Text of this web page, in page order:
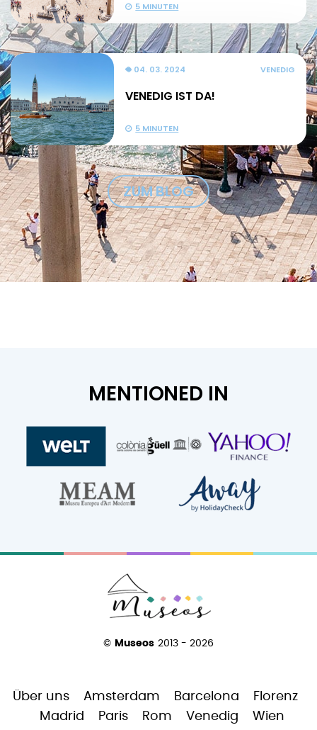
5 MINUTEN
04. 03. 2024 VENEDIG
VENEDIG IST DA!
5 MINUTEN
ZUM BLOG
MENTIONED IN
© Museos 2013 - 2026
Über uns Amsterdam Barcelona
Florenz
Madrid
Paris Rom Venedig Wien